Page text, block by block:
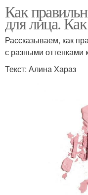
Как
для лица.
Рассказываем, как
с разными оттенками
Текст: Алина Хараз